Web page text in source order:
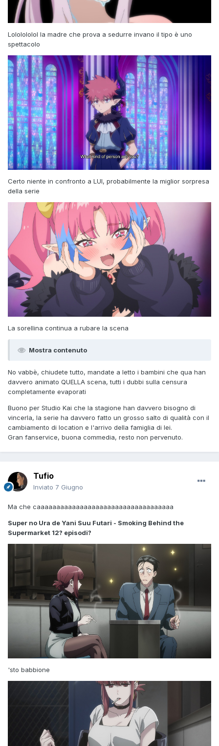
Lololololol la madre che prova a sedurre invano il tipo è uno
spettacolo
Certo niente in confronto a LUI, probabilmente la miglior sorpresa
della serie
La sorellina continua a rubare la scena
Mostra contenuto
No vabbè, chiudete tutto, mandate a letto i bambini che qua han
davvero animato QUELLA scena, tutti i dubbi sulla censura
completamente evaporati
Buono per Studio Kai che la stagione han davvero bisogno di
vincerla, la serie ha davvero fatto un grosso salto di qualità con il
cambiamento di location e l'arrivo della famiglia di lei.
Gran fanservice, buona commedia, resto non pervenuto.
Tufio
Inviato 7 Giugno
Ma che caaaaaaaaaaaaaaaaaaaaaaaaaaaaaaaaaaa
Super no Ura de Yani Suu Futari - Smoking Behind the
Supermarket 12? episodi?
'sto babbione